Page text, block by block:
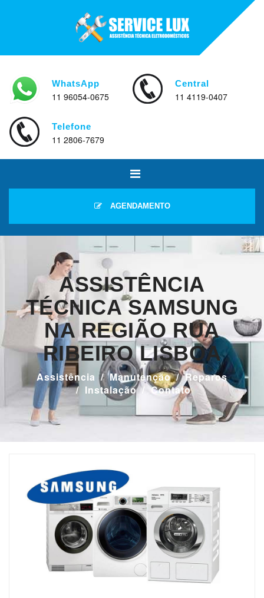
WhatsApp
11 96054-0675
Central
11 4119-0407
Telefone
11 2806-7679
AGENDAMENTO
ASSISTÊNCIA
TÉCNICA SAMSUNG
NA REGIÃO RUA
RIBEIRO LISBOA
Assistência Manutenção
Reparos
Instalação
Contato